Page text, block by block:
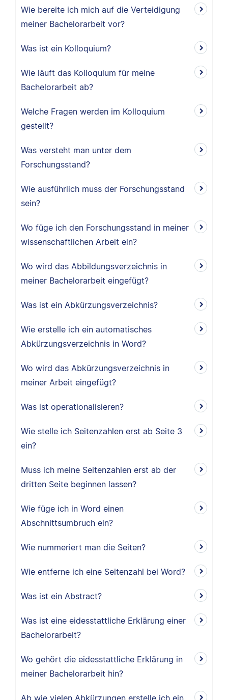
Wie bereite ich mich auf die Verteidigung
meiner Bachelorarbeit vor?
Was ist ein Kolloquium?
Wie läuft das Kolloquium für meine
Bachelorarbeit ab?
Welche Fragen werden im Kolloquium
gestellt?
Was versteht man unter dem
Forschungsstand?
Wie ausführlich muss der Forschungsstand
sein?
Wo füge ich den Forschungsstand in meiner
wissenschaftlichen Arbeit ein?
Wo wird das Abbildungsverzeichnis in
meiner Bachelorarbeit eingefügt?
Was ist ein Abkürzungsverzeichnis?
Wie erstelle ich ein automatisches
Abkürzungsverzeichnis in Word?
Wo wird das Abkürzungsverzeichnis in
meiner Arbeit eingefügt?
Was ist operationalisieren?
Wie stelle ich Seitenzahlen erst ab Seite 3
ein?
Muss ich meine Seitenzahlen erst ab der
dritten Seite beginnen lassen?
Wie füge ich in Word einen
Abschnittsumbruch ein?
Wie nummeriert man die Seiten?
Wie entferne ich eine Seitenzahl bei Word?
Was ist ein Abstract?
Was ist eine eidesstattliche Erklärung einer
Bachelorarbeit?
Wo gehört die eidesstattliche Erklärung in
meiner Bachelorarbeit hin?
Ab wie vielen Abkürzungen erstelle ich ein